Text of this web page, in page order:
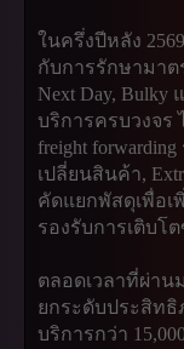
ในครึ่งปีหลัง
กับการรักษามาต
Next Day, Bulky
บริการครบวงจร ไ
freight
เปลี่ยนสินค้า,
คัดแยกพัสดุเพื่อเ
รองรับการเติบ
ตลอดเวลาที่ผ่าน
ยกระดับประสิทธิ
บริการกว่า